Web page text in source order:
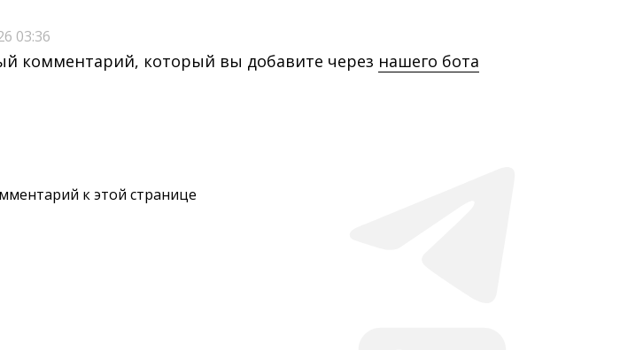
03:36
комментарий, который вы добавите через нашего бота
к этой странице